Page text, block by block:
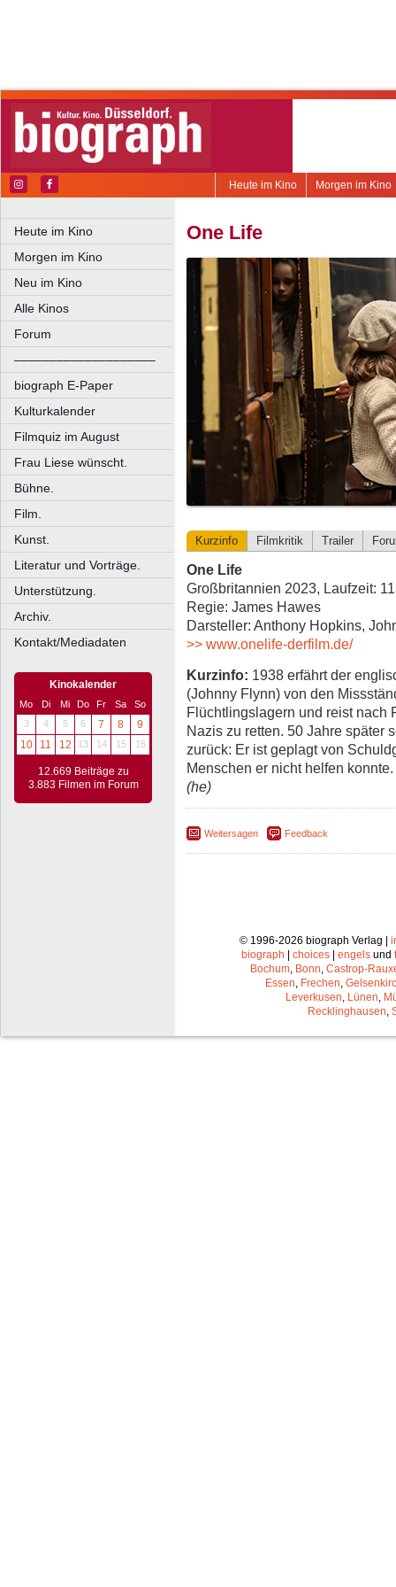
Morgen im Kino
Heute im Kino
Heute im Kino
Morgen im Kino
Neu im Kino
Alle Kinos
Forum
––––––––––––––––––––
biograph E-Paper
Kulturkalender
Filmquiz im August
Frau Liese wünscht.
Bühne.
Film.
Kunst.
Literatur und Vorträge.
Unterstützung.
Archiv.
Kontakt/Mediadaten
Kinokalender
Mo Di Mi Do Fr Sa
So
3
4 5 6 7 8
9
10
11 12 13 14 15 16
12.669 Beiträge zu
3.883 Filmen im Forum
One Life
Kurzinfo Filmkritik Trailer
One Life
Großbritannien 2023, Laufzeit:
Regie: James Hawes
Darsteller: Anthony Hopkins,
>> www.onelife-derfilm.de/
Kurzinfo: 1938 erfährt der
(Johnny Flynn) von den
Flüchtlingslagern und reist nach
Nazis zu retten. 50 Jahre später
zurück: Er ist geplagt von
Menschen er nicht helfen
(he)
Weitersagen Feedback
© 1996-2026 biograph Verlag |
biograph | choices | engels und
Bochum Bonn Castrop-
Essen Frechen
Leverkusen Lünen
Recklinghausen